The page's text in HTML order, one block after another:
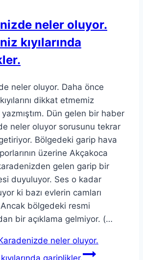
neler oluyor.
kıyılarında
neler oluyor. Daha önce
dikkat etmemiz
Dün gelen bir haber
neler oluyor sorusunu tekrar
Bölgedeki garip hava
üzerine Akçakoca
gelen garip bir
duyuluyor. Ses o kadar
ki bazı evlerin camları
Ancak bölgedeki resmi
bir açıklama gelmiyor. (…
neler oluyor.